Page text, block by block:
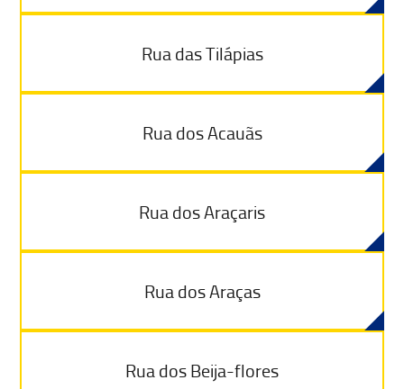
Rua das Tilápias
Rua dos Acauãs
Rua dos Araçaris
Rua dos Araças
Rua dos Beija-flores